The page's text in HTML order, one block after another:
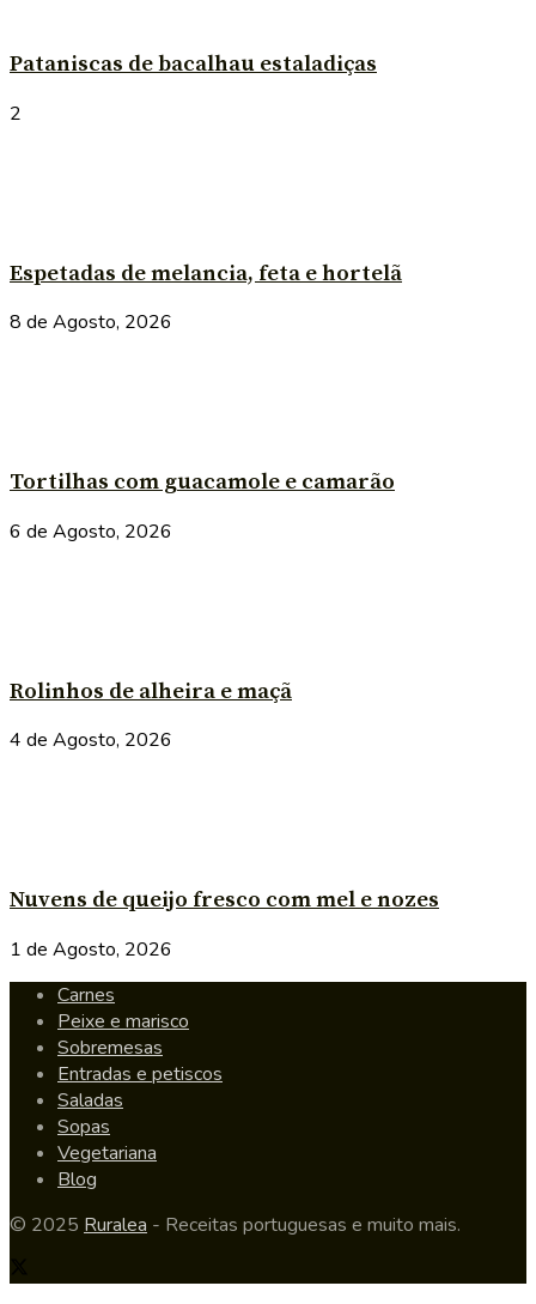
Pataniscas de bacalhau estaladiças
2
Espetadas de melancia, feta e hortelã
8 de Agosto, 2026
Tortilhas com guacamole e camarão
6 de Agosto, 2026
Rolinhos de alheira e maçã
4 de Agosto, 2026
Nuvens de queijo fresco com mel e nozes
1 de Agosto, 2026
Carnes
Peixe e marisco
Sobremesas
Entradas e petiscos
Saladas
Sopas
Vegetariana
Blog
© 2025 Ruralea - Receitas portuguesas e muito mais.